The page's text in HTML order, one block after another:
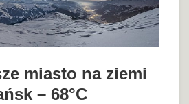
miasto na ziemi
– 68°C